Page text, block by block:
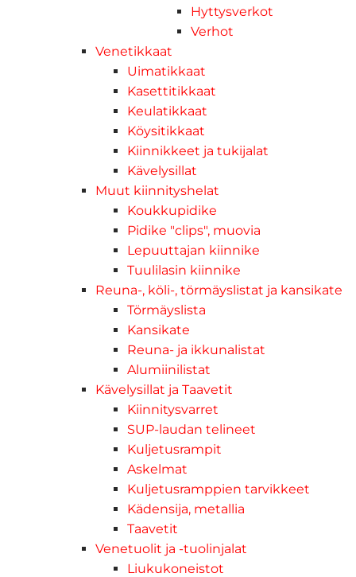
Hyttysverkot
Verhot
Venetikkaat
Uimatikkaat
Kasettitikkaat
Keulatikkaat
Köysitikkaat
Kiinnikkeet ja tukijalat
Kävelysillat
Muut kiinnityshelat
Koukkupidike
Pidike "clips", muovia
Lepuuttajan kiinnike
Tuulilasin kiinnike
Reuna-, köli-, törmäyslistat ja kansikate
Törmäyslista
Kansikate
Reuna- ja ikkunalistat
Alumiinilistat
Kävelysillat ja Taavetit
Kiinnitysvarret
SUP-laudan telineet
Kuljetusrampit
Askelmat
Kuljetusramppien tarvikkeet
Kädensija, metallia
Taavetit
Venetuolit ja -tuolinjalat
Liukukoneistot